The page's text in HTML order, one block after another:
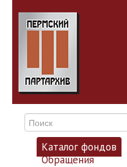
Каталог фондов
Обращения